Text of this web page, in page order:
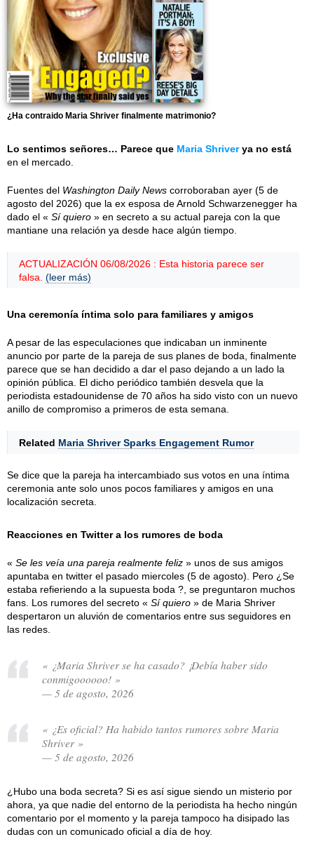
¿Ha contraido Maria Shriver finalmente matrimonio?
Lo sentimos señores… Parece que Maria Shriverya no está
en el mercado.
Fuentes del Washington Daily News corroboraban ayer (5 de
agosto del 2026) que la ex esposa de Arnold Schwarzenegger ha
dado el « Sí quiero » en secreto a su actual pareja con la que
mantiane una relación ya desde hace algún tiempo.
ACTUALIZACIÓN 06/08/2026 : Esta historia parece ser
falsa. (leer más)
Una ceremonía íntima solo para familiares y amigos
A pesar de las especulaciones que indicaban un inminente
anuncio por parte de la pareja de sus planes de boda, finalmente
parece que se han decidido a dar el paso dejando a un lado la
opinión pública. El dicho periódico también desvela que la
periodista estadounidense de 70 años ha sido visto con un nuevo
anillo de compromiso a primeros de esta semana.
Related Maria Shriver Sparks Engagement Rumor
Se dice que la pareja ha intercambiado sus votos en una íntima
ceremonia ante solo unos pocos familiares y amigos en una
localización secreta.
Reacciones en Twitter a los rumores de boda
« Se les veía una pareja realmente feliz » unos de sus amigos
apuntaba en twitter el pasado miercoles (5 de agosto). Pero ¿Se
estaba refieriendo a la supuesta boda ?, se preguntaron muchos
fans. Los rumores del secreto « Sí quiero » de Maria Shriver
despertaron un aluvión de comentarios entre sus seguidores en
las redes.
« ¿Maria Shriver se ha casado? ¡Debía haber sido
conmigoooooo! »
— 5 de agosto, 2026
« ¿Es oficial? Ha habido tantos rumores sobre Maria
Shriver »
— 5 de agosto, 2026
¿Hubo una boda secreta? Si es así sigue siendo un misterio por
ahora, ya que nadie del entorno de la periodista ha hecho ningún
comentario por el momento y la pareja tampoco ha disipado las
dudas con un comunicado oficial a día de hoy.